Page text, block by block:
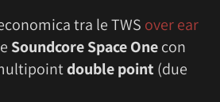
tra le TWS over ear
Soundcore Space Onecon
double point (due